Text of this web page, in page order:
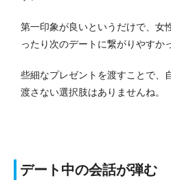
第一印象が良いというだけで、女
ったり次のデートに繋がりやすか
些細なプレゼントを渡すことで、
渡さない選択肢はありませんね。
デート中の会話が弾む